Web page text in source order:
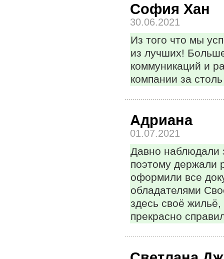
София Хан
30.06.2021
Из того что мы
из лучших!
коммуникаций и
компании за
Адриана
01.07.2021
Давно наблюдали
поэтому держали
оформили все
обладателями
здесь своё
прекрасно